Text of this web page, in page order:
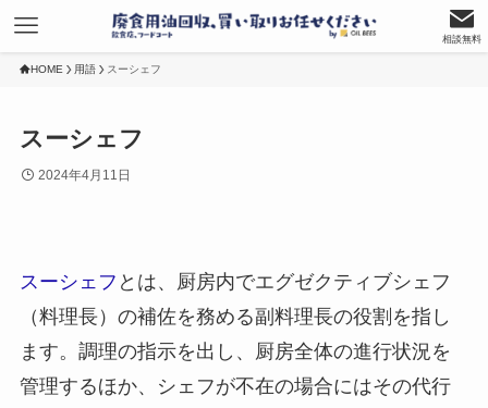
相談無料
HOME 用語 スーシェフ
スーシェフ
2024年4月11日
スーシェフ とは、厨房内でエグゼクティブシェフ
（料理長）の補佐を務める副料理長の役割を指し
ます。調理の指示を出し、厨房全体の進行状況を
管理するほか、シェフが不在の場合にはその代行